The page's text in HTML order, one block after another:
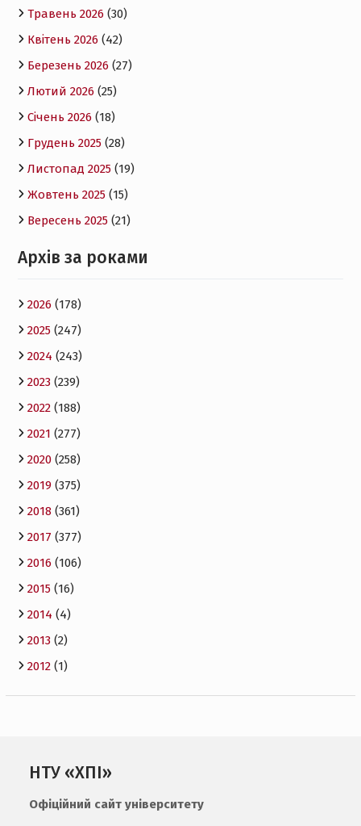
Травень 2026(30)
Квітень 2026(42)
Березень 2026(27)
Лютий 2026(25)
Січень 2026(18)
Грудень 2025(28)
Листопад 2025(19)
Жовтень 2025(15)
Вересень 2025(21)
Архів за роками
2026(178)
2025(247)
2024 (243)
2023(239)
2022(188)
2021 (277)
2020(258)
2019(375)
2018(361)
2017 (377)
2016(106)
2015(16)
2014 (4)
2013(2)
2012(1)
НТУ «ХПІ»
Офіційний сайт університету